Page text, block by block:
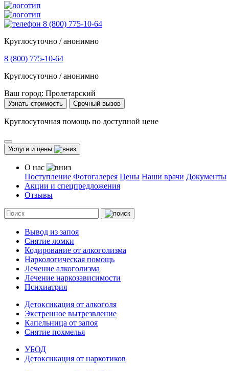
8 (800) 775-10-64
Круглосуточно / анонимно
8 (800) 775-10-64
Круглосуточно / анонимно
Ваш город: Пролетарский
Узнать стоимость Срочный вызов
Круглосуточная помощь по доступной цене
Услуги и цены
О нас
Поступление Фотогалерея Цены Наши врачи Документы
Акции и спецпредложения
Отзывы
Вывод из запоя
Снятие ломки
Кодирование от алкоголизма
Наркологическая помощь
Лечение алкоголизма
Лечение наркозависимости
Психиатрия
Детоксикация от алкоголя
Экстренное вытрезвление
Капельница от запоя
Снятие похмелья
УБОД
Детоксикация от наркотиков